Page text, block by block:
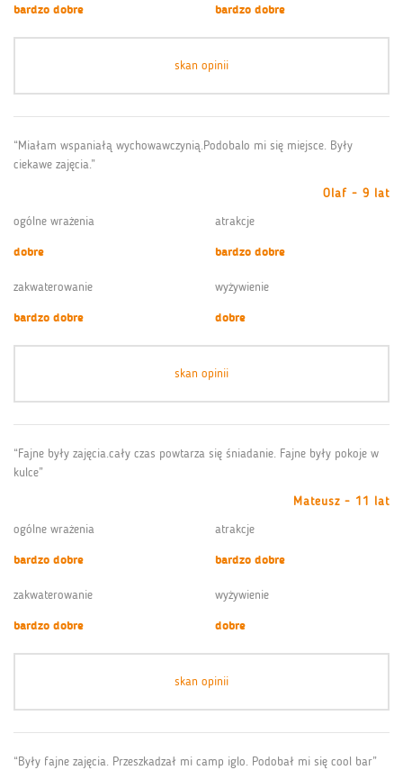
bardzo dobre
bardzo dobre
skan opinii
“Miałam wspaniałą wychowawczynią.Podobalo mi się miejsce. Były
ciekawe zajęcia.”
Olaf - 9 lat
ogólne wrażenia
dobre
atrakcje
bardzo dobre
zakwaterowanie
bardzo dobre
wyżywienie
dobre
skan opinii
“Fajne były zajęcia.cały czas powtarza się śniadanie. Fajne były pokoje w
kulce”
Mateusz - 11 lat
ogólne wrażenia
bardzo dobre
atrakcje
bardzo dobre
zakwaterowanie
bardzo dobre
wyżywienie
dobre
skan opinii
“Były fajne zajęcia. Przeszkadzał mi camp iglo. Podobał mi się cool bar”